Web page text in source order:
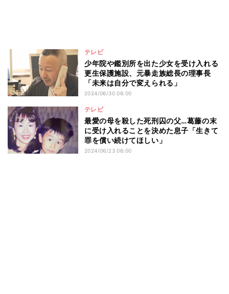
テレビ
少年院や鑑別所を出た少女を受け入れる
更生保護施設、元暴走族総長の理事長
「未来は自分で変えられる」
2024/06/30 06:00
テレビ
最愛の母を殺した死刑囚の父…葛藤の末
に受け入れることを決めた息子「生きて
罪を償い続けてほしい」
2024/06/23 06:00